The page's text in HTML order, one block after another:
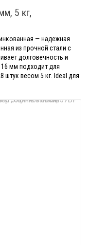
5 кг,
— надежная
из прочной стали с
долговечность и
16 мм подходит для
штук весом 5 кг. Ideal для